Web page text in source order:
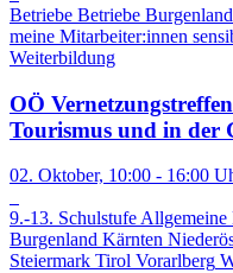
Betriebe Betriebe Burgenland
meine Mitarbeiter:innen
Weiterbildung
OÖ
Tourismus und in der
02. Oktober, 10:00 - 16:00
9.-13. SchulstufeAllgemeine
Burgenland Kärnten
Steiermark Tirol Vorarlberg